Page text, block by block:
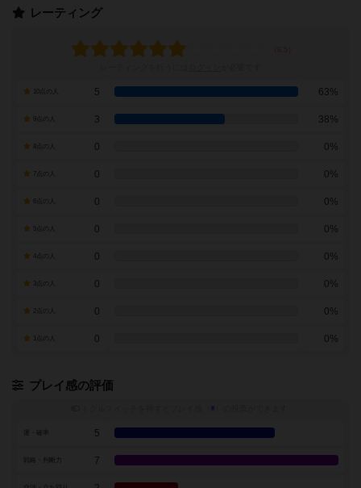
レーティング
5 63%
9点の人 3 38%
0 0%
7点の人 0 0%
0 0%
0 0%
0 0%
0 0%
0 0%
0 0%
プレイ感の評価
※
5
7